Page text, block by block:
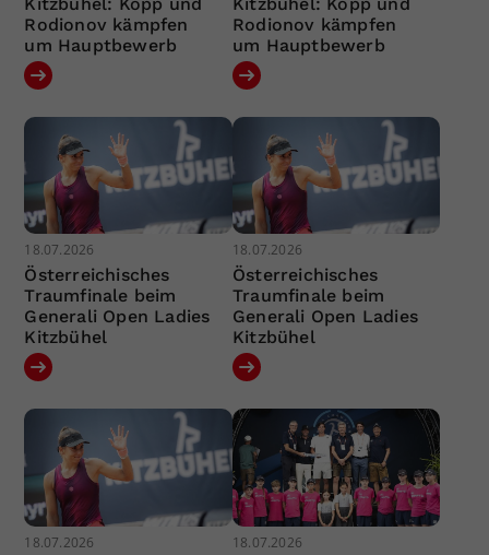
Rodionov kämpfen
um Hauptbewerb
Rodionov kämpfen
um Hauptbewerb
18.07.2026
Österreichisches
Traumfinale beim
Generali Open Ladies
Kitzbühel
18.07.2026
Österreichisches
Traumfinale beim
Generali Open Ladies
Kitzbühel
18.07.2026 18.07.2026